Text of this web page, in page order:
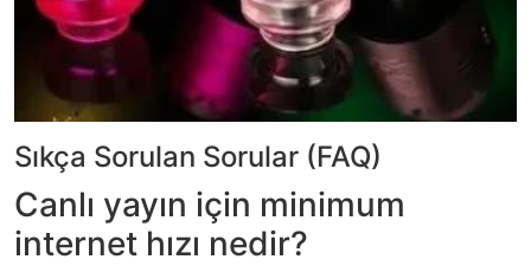
Sıkça Sorulan Sorular (FAQ)
Canlı yayın için minimum
internet hızı nedir?